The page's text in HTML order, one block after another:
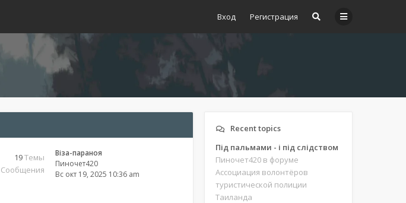
Вход Регистрация
19Темы
Сообщения
Віза-параноя
Пиночет420
Вс окт 19, 2025 10:36 am
Recent topics
Під пальмами - і під слідством
Пиночет420 в форуме
Ассоциация волонтёров
туристической полиции
Таиланда